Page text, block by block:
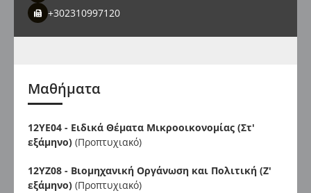
+302310997120
Μαθήματα
12ΥΕ04 - Ειδικά Θέματα Μικροοικονομίας (Στ'
εξάμηνο) (Προπτυχιακό)
12ΥΖ08 - Βιομηχανική Οργάνωση και Πολιτική (Ζ'
εξάμηνο) (Προπτυχιακό)